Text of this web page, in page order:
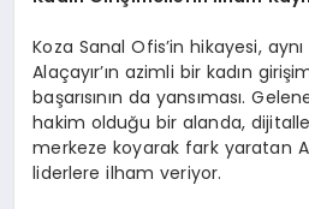
Koza Sanal Ofis’in hikayesi,
Alaçayır’ın azimli bir kadın
başarısının da yansıması.
hakim olduğu bir alanda,
merkeze koyarak fark yaratan
liderlere ilham veriyor.